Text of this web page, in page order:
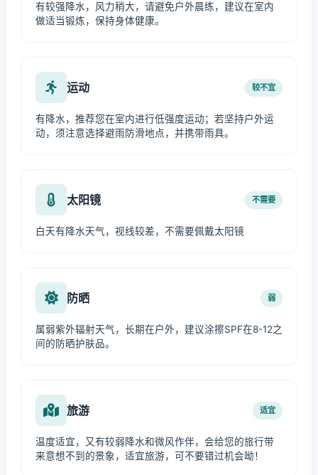
有较强降水，风力稍大，请避免户外晨练，建议在室内
做适当锻炼，保持身体健康。
运动 较不宜
有降水，推荐您在室内进行低强度运动；若坚持户外运
动，须注意选择避雨防滑地点，并携带雨具。
太阳镜 不需要
白天有降水天气，视线较差，不需要佩戴太阳镜
防晒 弱
属弱紫外辐射天气，长期在户外，建议涂擦SPF在8-12之
间的防晒护肤品。
旅游 适宜
温度适宜，又有较弱降水和微风作伴，会给您的旅行带
来意想不到的景象，适宜旅游，可不要错过机会呦！